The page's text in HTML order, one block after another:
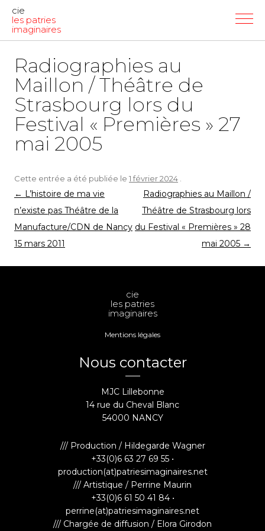
cie
les patries
imaginaires
Radiographies au
Maillon / Théâtre de
Strasbourg lors du
Festival « Premières » 27
mai 2005
Cette entrée a été publiée le 1 février 2024
Navigation
des
articles
← L’histoire de ma vie
n’existe pas Théâtre de la
Manufacture/CDN de Nancy
15 mars 2011
Radiographies au Maillon /
Théâtre de Strasbourg lors
du Festival « Premières » 28
mai 2005 →
cie
les patries
imaginaires
Mentions légales
Nous contacter
MJC Lillebonne
14 rue du Cheval Blanc
54000 NANCY
/// Production / Hildegarde Wagner
+33(0)6 63 27 69 55 •
production(at)patriesimaginaires.net
/// Artistique / Perrine Maurin
+33(0)6 61 50 41 84 •
perrine(at)patriesimaginaires.net
/// Chargée de diffusion / Elora Girodon